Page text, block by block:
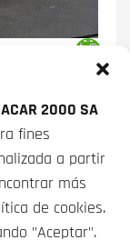
2000 SA
fines
a partir
más
de cookies.
"Aceptar".